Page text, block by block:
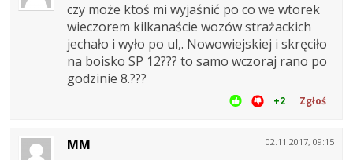
czy może ktoś mi wyjaśnić po co we wtorek
wieczorem kilkanaście wozów strażackich
jechało i wyło po ul,. Nowowiejskiej i skręciło
na boisko SP 12??? to samo wczoraj rano po
godzinie 8.???
+2 Zgłoś
02.11.2017, 09:15
MM